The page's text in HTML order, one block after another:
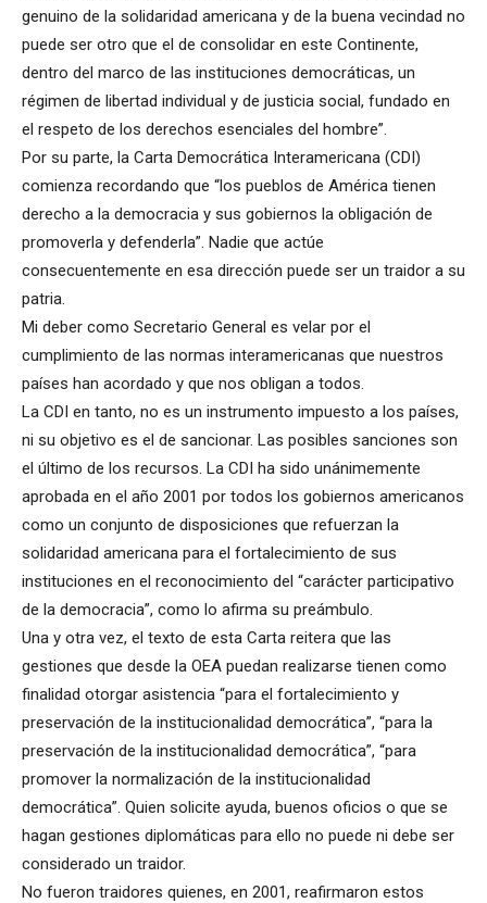
genuino de la solidaridad americana y de la buena vecindad no
puede ser otro que el de consolidar en este Continente,
dentro del marco de las instituciones democráticas, un
régimen de libertad individual y de justicia social, fundado en
el respeto de los derechos esenciales del hombre”.
Por su parte, la Carta Democrática Interamericana (CDI)
comienza recordando que “los pueblos de América tienen
derecho a la democracia y sus gobiernos la obligación de
promoverla y defenderla”. Nadie que actúe
consecuentemente en esa dirección puede ser un traidor a su
patria.
Mi deber como Secretario General es velar por el
cumplimiento de las normas interamericanas que nuestros
países han acordado y que nos obligan a todos.
La CDI en tanto, no es un instrumento impuesto a los países,
ni su objetivo es el de sancionar. Las posibles sanciones son
el último de los recursos. La CDI ha sido unánimemente
aprobada en el año 2001 por todos los gobiernos americanos
como un conjunto de disposiciones que refuerzan la
solidaridad americana para el fortalecimiento de sus
instituciones en el reconocimiento del “carácter participativo
de la democracia”, como lo afirma su preámbulo.
Una y otra vez, el texto de esta Carta reitera que las
gestiones que desde la OEA puedan realizarse tienen como
finalidad otorgar asistencia “para el fortalecimiento y
preservación de la institucionalidad democrática”, “para la
preservación de la institucionalidad democrática”, “para
promover la normalización de la institucionalidad
democrática”. Quien solicite ayuda, buenos oficios o que se
hagan gestiones diplomáticas para ello no puede ni debe ser
considerado un traidor.
No fueron traidores quienes, en 2001, reafirmaron estos